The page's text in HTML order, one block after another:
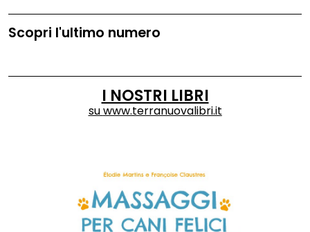
Scopri l'ultimo numero
I NOSTRI LIBRI
suwww.terranuovalibri.it